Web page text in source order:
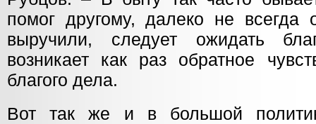
помог другому, далеко не всегда
выручили, следует ожидать
возникает как раз обратное
благого дела.
Вот так же и в большой